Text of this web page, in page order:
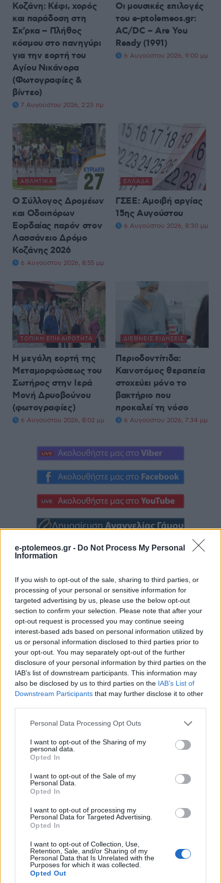
e-ptolemeos.gr - Do Not Process My Personal
Information
If you wish to opt-out of the sale, sharing to third parties, or
processing of your personal or sensitive information for
targeted advertising by us, please use the below opt-out
section to confirm your selection. Please note that after your
opt-out request is processed you may continue seeing
interest-based ads based on personal information utilized by
us or personal information disclosed to third parties prior to
your opt-out. You may separately opt-out of the further
disclosure of your personal information by third parties on the
IAB’s list of downstream participants. This information may
also be disclosed by us to third parties on the IAB’s List of
Downstream Participants that may further disclose it to other
Please note that this website/app uses one or more Google
not limited to your visit or usage behaviour. You may click to
grant or deny consent to Google and its third-party tags to
use your data for below specified purposes in below Google
consent section.
Personal Data Processing Opt Outs
I want to opt-out of the Sharing of my
personal data.
Opted In
I want to opt-out of the Sale of my
Personal Data.
Opted In
I want to opt-out of processing my
Personal Data for Targeted Advertising.
Opted In
I want to opt-out of Collection, Use,
Retention, Sale, and/or Sharing of my
Personal Data that Is Unrelated with the
Purposes for which it was collected.
Opted Out
Κοζάνη: Κέφι, χορός
και παράδοση στη
Σκ’ρκα – Πλήθος
κόσμου στο πανηγύρι
για την εορτή του
Αγίου Νικάνορα
(Φωτογραφίες &
βίντεο)
7 Αυγούστου 2026, 2:23 πμ
Οι μουσικές επιλογές
του e-ptolemeos.gr:
AC/DC – Are You
Ready (1991)
6 Αυγούστου 2026, 9:00 μμ
ΑΘΛΗΤΙΚΆ
Ο Σύλλογος Δρομέων
και Οδοιπόρων
Εορδαίας παρόν στον
Λασσάνειο Δρόμο
Κοζάνης 2026
6 Αυγούστου 2026, 8:55 μμ
ΕΛΛΆΔΑ
ΓΣΕΕ: Αμοιβή αργίας
15ης Αυγούστου
6 Αυγούστου 2026, 8:30 μμ
ΤΟΠΙΚΉ ΕΠΙΚΑΙΡΌΤΗΤΑ
Η μεγάλη εορτή της
Μεταμορφώσεως του
Σωτήρος στην Ιερά
Μονή Δρυοβούνου
(φωτογραφίες)
6 Αυγούστου 2026, 8:02 μμ
ΔΙΕΘΝΕΊΣ ΕΙΔΉΣΕΙΣ
Περιοδοντίτιδα:
Καινοτόμος θεραπεία
στοχεύει μόνο το
βακτήριο που
προκαλεί τη νόσο
6 Αυγούστου 2026, 7:34 μμ